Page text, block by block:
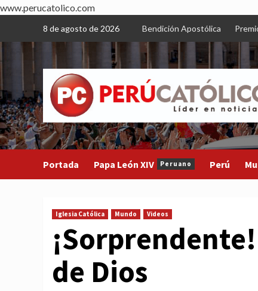
www.perucatolico.com
content
8 de agosto de 2026 Bendición Apostólica
Portada Papa León XIV Peruano Perú
Iglesia Católica Mundo Videos
de Dios